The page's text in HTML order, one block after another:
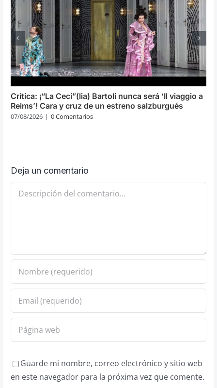
Crítica: ¡“La Ceci”(lia) Bartoli nunca será ‘Il viaggio a
Reims’! Cara y cruz de un estreno salzburgués
07/08/2026 | 0 Comentarios
Deja un comentario
Comentario
Guarde mi nombre, correo electrónico y sitio web
en este navegador para la próxima vez que comente.